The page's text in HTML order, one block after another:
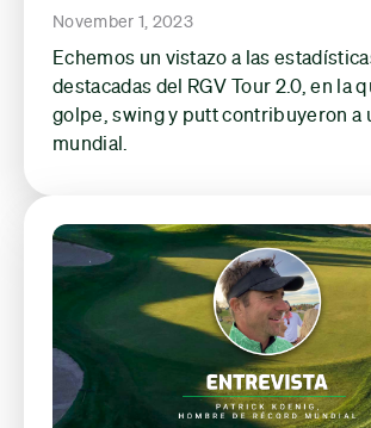
November 1, 2023
Echemos un vistazo a las
destacadas del RGV Tour 2.0, en la
golpe, swing y putt contribuyeron a
mundial.